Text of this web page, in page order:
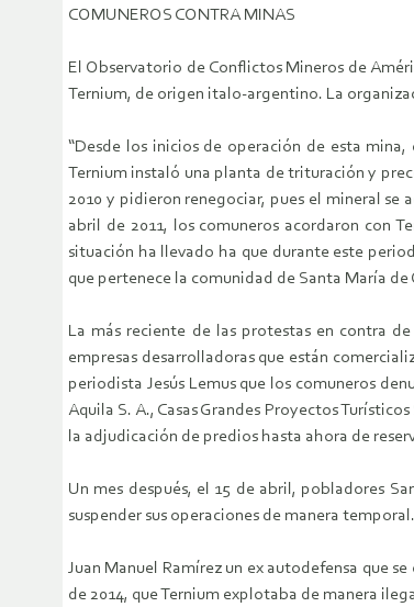
COMUNEROS CONTRA MINAS
El Observatorio de Conflictos Mineros de
Ternium, de origen italo-argentino. La
“Desde los inicios de operación de esta
Ternium instaló una planta de trituración y
2010 y pidieron renegociar, pues el mineral
abril de 2011, los comuneros acordaron con
situación ha llevado ha que durante este
que pertenece la comunidad de Santa María de
La más reciente de las protestas en contra
empresas desarrolladoras que están
periodista Jesús Lemus que los comuneros
Aquila S. A., Casas Grandes Proyectos
la adjudicación de predios hasta ahora de
Un mes después, el 15 de abril, pobladores
suspender sus operaciones de manera
Juan Manuel Ramírez un ex autodefensa que
de 2014, que Ternium explotaba de manera